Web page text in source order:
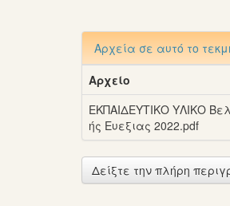
Αρχεία σε αυτό το
Αρχείο
ΕΚΠΑΙΔΕΥΤΙΚΟ ΥΛΙΚΟ
ής Ευεξιας 2022.pdf
Δείξτε την πλήρη